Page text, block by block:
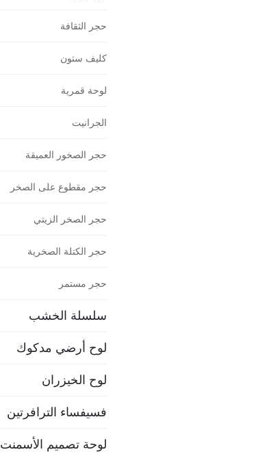
حجر الثقافة
كليف ستون
لوحة قمرية
الجرانيت
حجر الصخور العميقة
حجر مقطوع على الصخر
حجر الصخر الزيتي
حجر الكتلة الصخرية
حجر مستمر
سلسلة الخشب
لوح أرضي مدكوك
لوح الخيزران
فسيفساء الترافرتين
لوحة تصميم الأسمنت